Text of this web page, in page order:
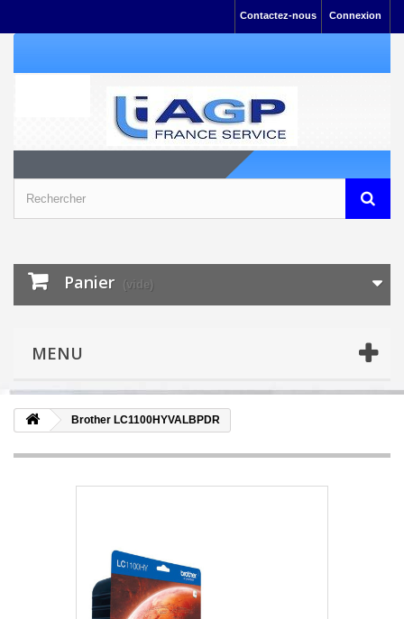
Connexion
Contactez-nous
Panier (vide)
MENU
Brother LC1100HYVALBPDR